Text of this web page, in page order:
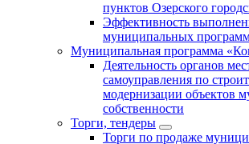
пунктов Озерского
Эффективность
муниципальных
Муниципальная программа
Деятельность органов
самоуправления по
модернизации объектов
собственности
Торги, тендеры
Торги по продаже